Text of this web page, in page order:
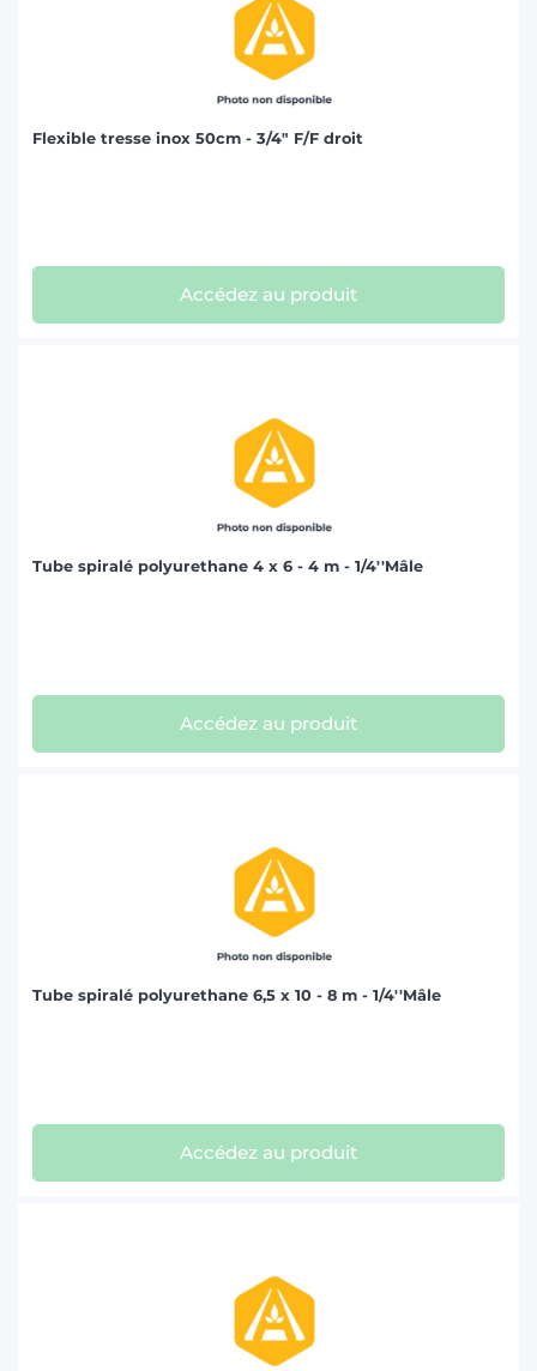
Flexible tresse inox 50cm - 3/4" F/F droit
Accédez au produit
Tube spiralé polyurethane 4 x 6 - 4 m - 1/4''Mâle
Accédez au produit
Tube spiralé polyurethane 6,5 x 10 - 8 m - 1/4''Mâle
Accédez au produit